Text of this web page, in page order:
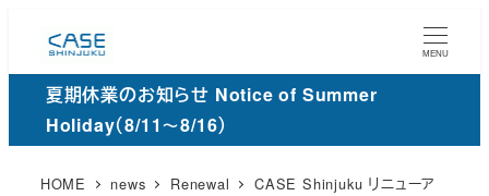
ン
MENU
夏期休業のお知らせ Notice of Summer
Holiday（8/11～8/16）
HOME news Renewal
CASE Shinjuku リニューア